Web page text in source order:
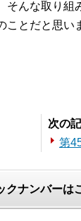
んな取り
とだと思い
次の
第
クナンバーは